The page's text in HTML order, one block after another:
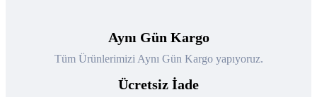
Aynı Gün Kargo
Tüm Ürünlerimizi Aynı Gün Kargo yapıyoruz.
Ücretsiz İade